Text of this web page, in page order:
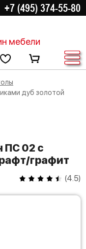
+7 (495) 374-55-80
мебели
графит
(4.5)